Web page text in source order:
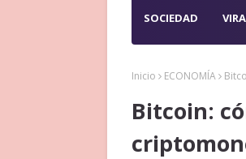
SOCIEDAD
Inicio ECONOMÍA
Bitcoin: